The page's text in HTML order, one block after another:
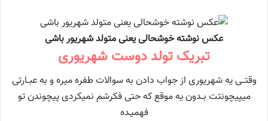
عکس نوشته خوشحالی یعنی متولد شهریور باشی
تبریک تولد دوست شهریوری
وقتــی یه شهریوری از جواب دادن به سوالات طفره میره و به عبــارتی
میپیچونتت بــدون یه موقع که حتی فکرشم نمیکردی پیچوندن تو
فهمیـده